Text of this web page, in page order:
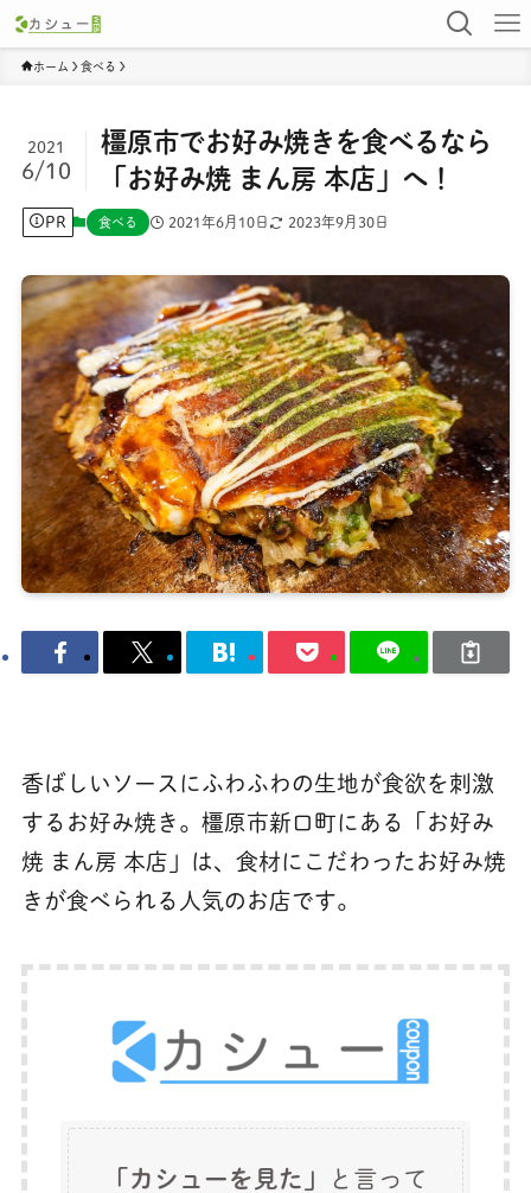
ホーム 食べる
橿原市でお好み焼きを食べるなら
「お好み焼 まん房 本店」へ！
2021
6/10
PR 食べる 2021年6月10日 2023年9月30日
香ばしいソースにふわふわの生地が食欲を刺激
するお好み焼き。橿原市新口町にある「お好み
焼 まん房 本店」は、食材にこだわったお好み焼
きが食べられる人気のお店です。
「カシューを見た」
と言って